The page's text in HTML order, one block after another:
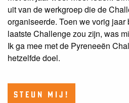
uit van de werkgroep die de
organiseerde. Toen we vorig jaar
laatste Challenge zou zijn, was
Ik ga mee met de Pyreneeën
hetzelfde doel.
STEUN MIJ!